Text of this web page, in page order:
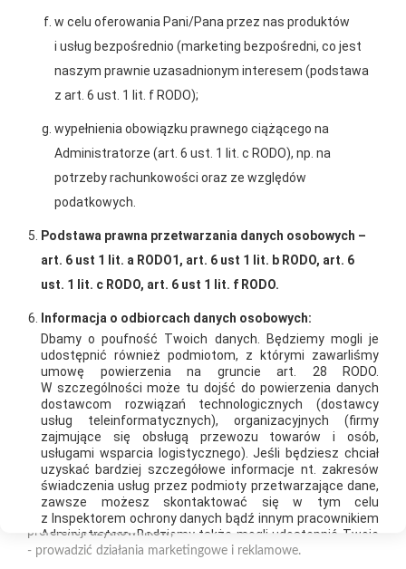
Mrówka w Wyrzysku
Gwarancja jakości
naszych produktów
Zakupy w systemie
ratalnym
telefoniczne
na terenie całej Polski
PSB Mrówka Busko Zdrój
ul. Bohaterów Warszawy 115, 28-100 Busko-Zdrój
Telefon:+48 41 370 89 40
E-mail:agnieszka.stepien@psbmrowka.com.pl
NIP:6551974439
REGON:
36643684
w celu oferowania Pani/Pana przez nas produktów
i usług bezpośrednio (marketing bezpośredni, co jest
naszym prawnie uzasadnionym interesem (podstawa
z art. 6 ust. 1 lit. f RODO);
wypełnienia obowiązku prawnego ciążącego na
Administratorze (art. 6 ust. 1 lit. c RODO), np. na
potrzeby rachunkowości oraz ze względów
podatkowych.
Podstawa prawna przetwarzania danych osobowych –
art. 6 ust 1 lit. a RODO1, art. 6 ust 1 lit. b RODO, art. 6
ust. 1 lit. c RODO, art. 6 ust 1 lit. f RODO.
Informacja o odbiorcach danych osobowych:
Dbamy o poufność Twoich danych. Będziemy mogli je
udostępnić również podmiotom, z którymi zawarliśmy
umowę powierzenia na gruncie art. 28 RODO.
W szczególności może tu dojść do powierzenia danych
dostawcom rozwiązań technologicznych (dostawcy
usług teleinformatycznych), organizacyjnych (firmy
zajmujące się obsługą przewozu towarów i osób,
usługami wsparcia logistycznego). Jeśli będziesz chciał
uzyskać bardziej szczegółowe informacje nt. zakresów
świadczenia usług przez podmioty przetwarzające dane,
zawsze możesz skontaktować się w tym celu
z Inspektorem ochrony danych bądź innym pracownikiem
Administratora. Będziemy także mogli udostępnić Twoje
dane osobowe innym podmiotom współpracującym
Polityka plików cookies
zapewnienia prawidłowego działania strony, poprawy komfortu
użytkowania oraz analizy ruchu na stronie.
Cookies to niewielkie pliki tekstowe zapisywane na urządzeniu
użytkownika (komputerze, tablecie, smartfonie) podczas
korzystania z naszej strony internetowej. Pliki te mogą być
odczytywane przez nasz system oraz systemy zaufanych
partnerów, np. dostawców narzędzi analitycznych.
Do czego wykorzystujemy pliki cookies?
Pliki cookies pomagają nam:
- zapewnić prawidłowe działanie strony i jej funkcjonalności,
- analizować ruch na stronie i dostosowywać treści do
preferencji użytkowników,
- prowadzić działania marketingowe i reklamowe.